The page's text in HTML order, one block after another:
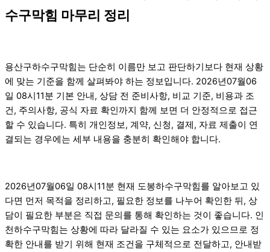
수구막힘 마무리 정리
용산구하수구막힘는 단순히 이름만 보고 판단하기보다 현재 상황
에 맞는 기준을 함께 살펴봐야 하는 정보입니다. 2026년07월06
일 08시11분 기본 안내, 상담 전 준비사항, 비교 기준, 비용과 조
건, 주의사항, 공식 자료 확인까지 함께 보면 더 안정적으로 접근
할 수 있습니다. 특히 개인정보, 계약, 신청, 결제, 자료 제출이 연
결되는 경우에는 세부 내용을 충분히 확인해야 합니다.
2026년07월06일 08시11분 현재 도봉하수구막힘를 알아보고 있
다면 먼저 목적을 정리하고, 필요한 정보를 나누어 확인한 뒤, 상
담이 필요한 부분은 직접 문의를 통해 확인하는 것이 좋습니다. 인
천하수구막힘는 상황에 따라 달라질 수 있는 요소가 있으므로 정
확한 안내를 받기 위해 현재 조건을 구체적으로 전달하고, 안내받